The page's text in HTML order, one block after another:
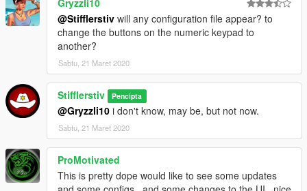
@Stifflerstiv will any configuration file appear? to
change the buttons on the numeric keypad to
another?
Sabtu, 21 Maret 2020
Stifflerstiv Pencipta
@Gryzzli10 i don't know, may be, but not now.
Sabtu, 21 Maret 2020
ProMotivated
This is pretty dope would like to see some updates